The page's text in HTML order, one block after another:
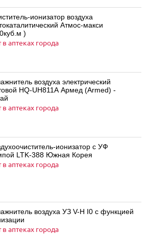
ионизатор воздуха
Атмос-макси
)
в аптеках города
воздуха электрический
HQ-UH811A Армед (Armed) -
в аптеках города
ионизатор с УФ
LTK-388 Южная Корея
в аптеках города
воздуха УЗ V-H I0 с функцией
в аптеках города